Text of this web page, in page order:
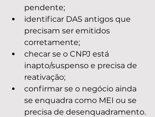
pendente;
identificar DAS antigos que
precisam ser emitidos
corretamente;
checar se o CNPJ está
inapto/suspenso e precisa de
reativação;
confirmar se o negócio ainda
se enquadra como MEI ou se
precisa de desenquadramento.